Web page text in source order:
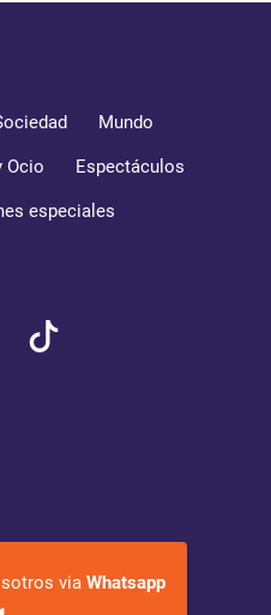
Mundo
Ocio Espectáculos
especiales
via Whatsapp